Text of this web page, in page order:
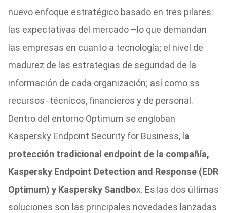
nuevo enfoque estratégico basado en tres pilares:
las expectativas del mercado –lo que demandan
las empresas en cuanto a tecnología; el nivel de
madurez de las estrategias de seguridad de la
información de cada organización; así como ss
recursos -técnicos, financieros y de personal.
Dentro del entorno Optimum se engloban
Kaspersky Endpoint Security for Business, l a
protección tradicional endpoint de la compañía,
Kaspersky Endpoint Detection and Response (EDR
Optimum) y Kaspersky Sandbox. Estas dos últimas
soluciones son las principales novedades lanzadas